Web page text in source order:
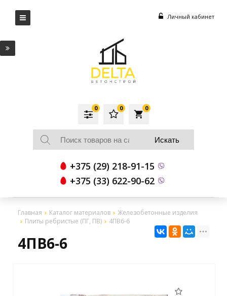
Личный кабинет
local_grocery_store
0
0
0
+375 (29) 218-91-15
+375 (33) 622-90-62
Главная Каталог материалов
Железобетонные изделия
Плиты ребристые (ПГ, ПВ)
4ПВ6-6
4ПВ6-6